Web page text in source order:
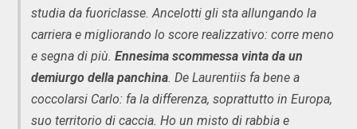
studia da fuoriclasse. Ancelotti gli sta allungando la
carriera e migliorando lo score realizzativo: corre meno
e segna di più. Ennesima scommessa vinta da un
demiurgo della panchina. De Laurentiis fa bene a
coccolarsi Carlo: fa la differenza, soprattutto in Europa,
suo territorio di caccia. Ho un misto di rabbia e